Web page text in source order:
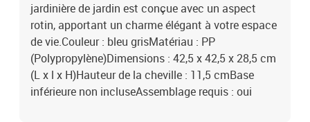
jardinière de jardin est conçue avec un aspect
rotin, apportant un charme élégant à votre espace
de vie.Couleur : bleu grisMatériau : PP
(Polypropylène)Dimensions : 42,5 x 42,5 x 28,5 cm
(L x l x H)Hauteur de la cheville : 11,5 cmBase
inférieure non incluseAssemblage requis : oui